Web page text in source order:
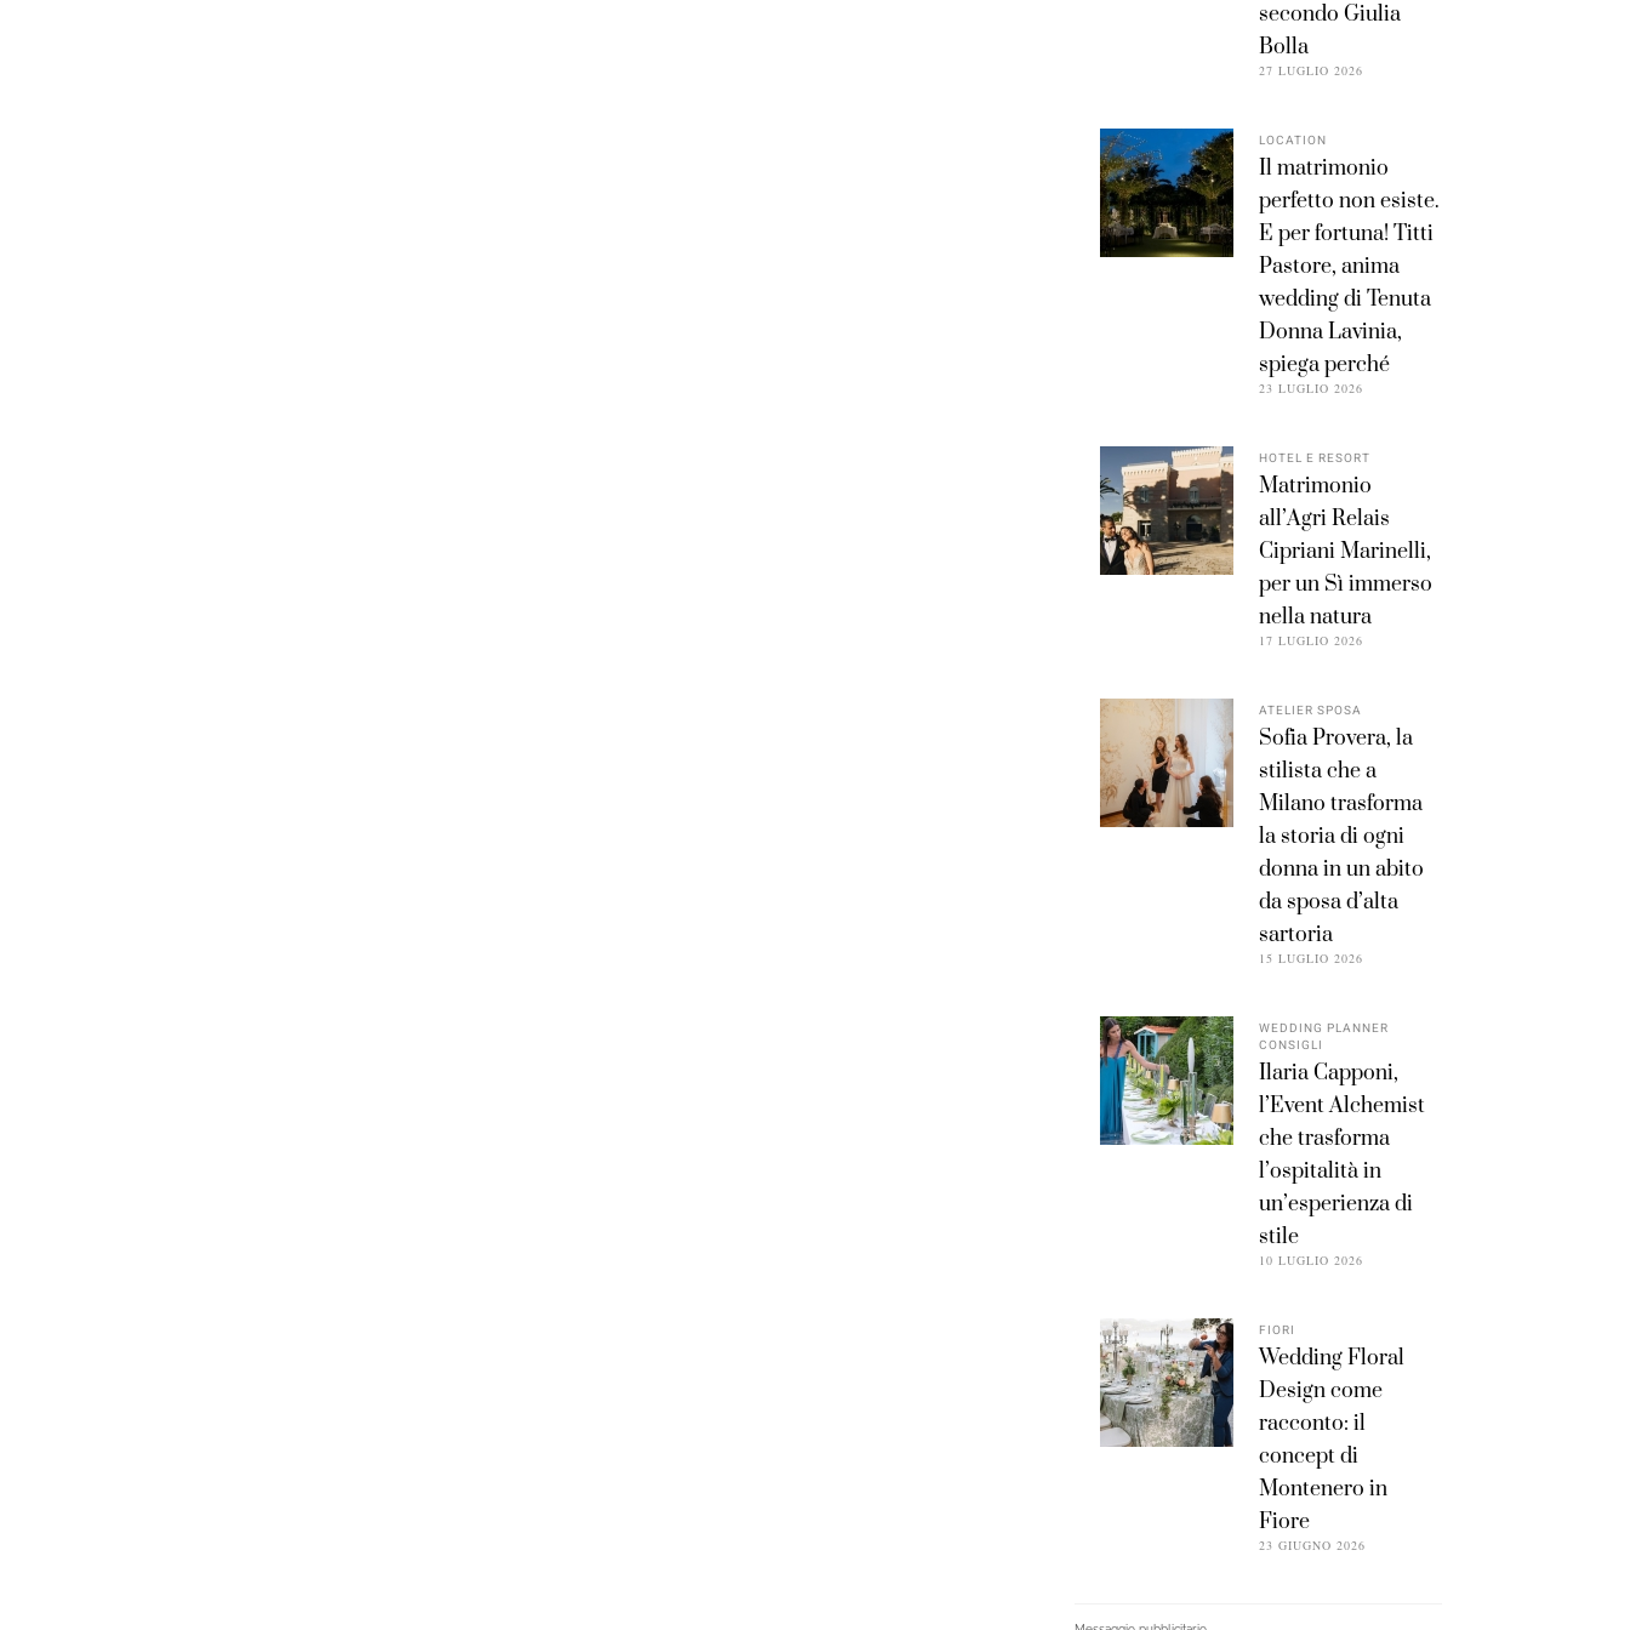
secondo Giulia
Bolla
27 LUGLIO 2026
LOCATION
Il matrimonio
perfetto non esiste.
E per fortuna! Titti
Pastore, anima
wedding di Tenuta
Donna Lavinia,
spiega perché
23 LUGLIO 2026
HOTEL E RESORT
Matrimonio
all’Agri Relais
Cipriani Marinelli,
per un Sì immerso
nella natura
17 LUGLIO 2026
ATELIER SPOSA
Sofia Provera, la
stilista che a
Milano trasforma
la storia di ogni
donna in un abito
da sposa d’alta
sartoria
15 LUGLIO 2026
WEDDING PLANNER
CONSIGLI
Ilaria Capponi,
l’Event Alchemist
che trasforma
l’ospitalità in
un’esperienza di
stile
10 LUGLIO 2026
FIORI
Wedding Floral
Design come
racconto: il
concept di
Montenero in
Fiore
23 GIUGNO 2026